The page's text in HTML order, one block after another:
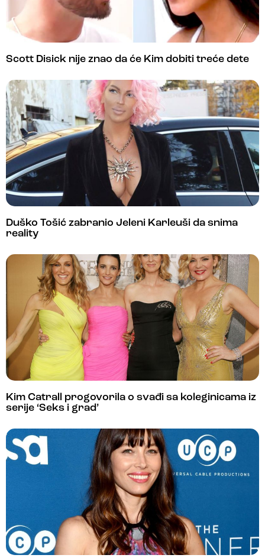
Scott Disick nije znao da će Kim dobiti treće dete
Duško Tošić zabranio Jeleni Karleuši da snima
reality
Kim Catrall progovorila o svađi sa koleginicama iz
serije ‘Seks i grad’